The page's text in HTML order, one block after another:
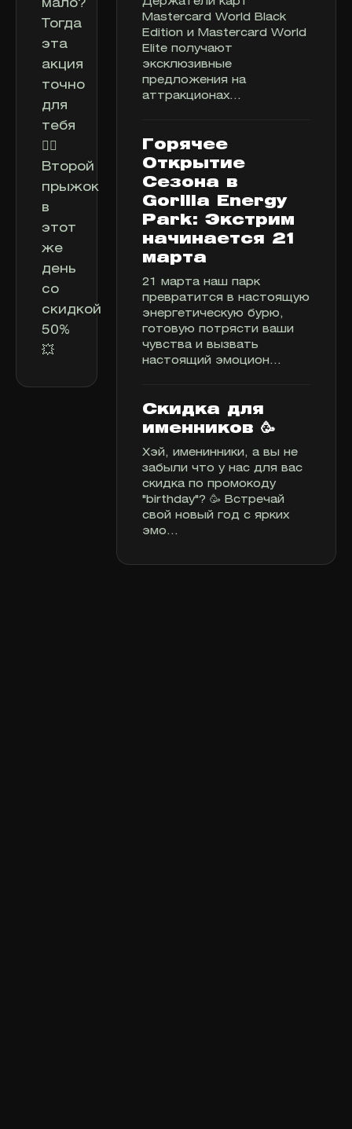
мало?
Тогда
эта
акция
точно
для
тебя
✌🏻
Второй
прыжок
в
этот
же
день
со
скидкой
50%
💥
Mastercard World Black
Edition и Mastercard World
Elite получают
эксклюзивные
предложения на
аттракционах...
Горячее
Открытие
Сезона в
Gorilla Energy
Park: Экстрим
начинается 21
марта
21 марта наш парк
превратится в настоящую
энергетическую бурю,
готовую потрясти ваши
чувства и вызвать
настоящий эмоцион...
Скидка для
именников 🥳
Хэй, именинники, а вы не
забыли что у нас для вас
скидка по промокоду
"birthday"? 🥳 Встречай
свой новый год с ярких
эмо...